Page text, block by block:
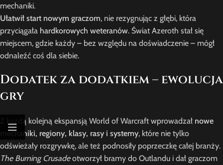
mechaniki.
Ułatwił start nowym graczom, nie rezygnując z głębi, która
przyciągała hardkorowych weteranów. Świat Azeroth stał się
miejscem, gdzie każdy – bez względu na doświadczenie – mógł
odnaleźć coś dla siebie.
Dodatek za dodatkiem – ewolucja
gry
Z każdą kolejną ekspansją World of Warcraft wprowadzał nowe
mechaniki, regiony, klasy, rasy i systemy, które nie tylko
odświeżały rozgrywkę, ale też podnosiły poprzeczkę całej branży.
The Burning Crusadeotworzył bramy do Outlandu i dał graczom